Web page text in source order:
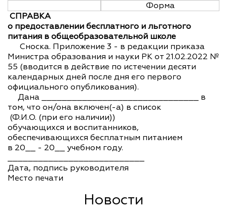
Форма
СПРАВКА
о предоставлении бесплатного и льготного
питания в общеобразовательной школе
Сноска. Приложение 3 - в редакции приказа
Министра образования и науки РК от 21.02.2022 №
55 (вводится в действие по истечении десяти
календарных дней после дня его первого
официального опубликования).
Дана _______________________________ в
том, что он/она включен(-а) в список
(Ф.И.О. (при его наличии))
обучающихся и воспитанников,
обеспечивающихся бесплатным питанием
в 20__ - 20__ учебном году.
Дата, подпись руководителя
Место печати
Новости